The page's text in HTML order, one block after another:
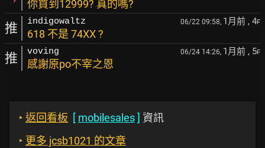
你買到12999? 真的嗎?
推 indigowaltz 06/22 09:58, 1月前 , 4F
618 不是 74XX ?
推 voving 06/24 14:26, 1月前 , 5F
感謝原po不宰之恩
‣ 返回看板 [ mobilesales] 資訊
‣ 更多 jcsb1021 的文章